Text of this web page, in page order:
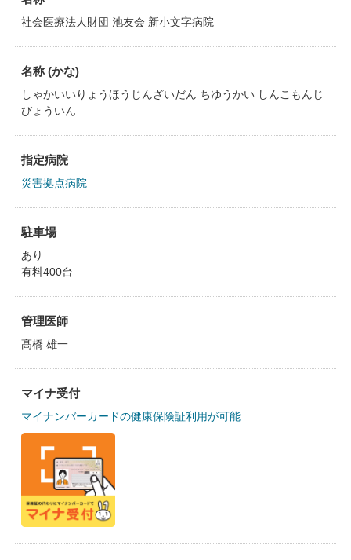
社会医療法人財団 池友会 新小文字病院
名称 (かな)
しゃかいいりょうほうじんざいだん ちゆうかい しんこもんじ
びょういん
指定病院
災害拠点病院
駐車場
あり
有料400台
管理医師
髙橋 雄一
マイナ受付
マイナンバーカードの健康保険証利用が可能